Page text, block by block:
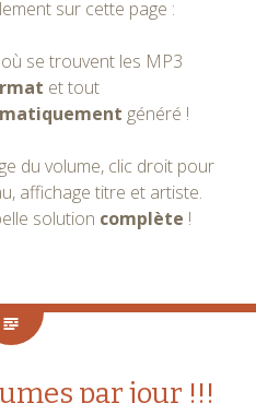
sur cette page :
où se trouvent les MP3
et tout
généré !
du volume, clic droit pour
affichage titre et artiste.
solution complète !
par jour !!!